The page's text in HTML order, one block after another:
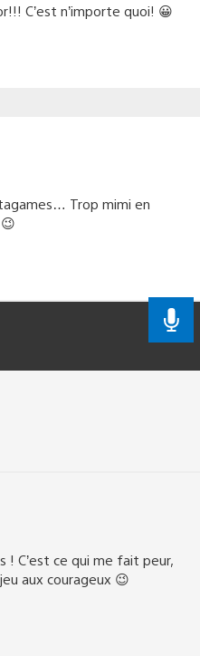
C’est n’importe quoi! 😀
Trop mimi en
! C’est ce qui me fait peur,
aux courageux 😉